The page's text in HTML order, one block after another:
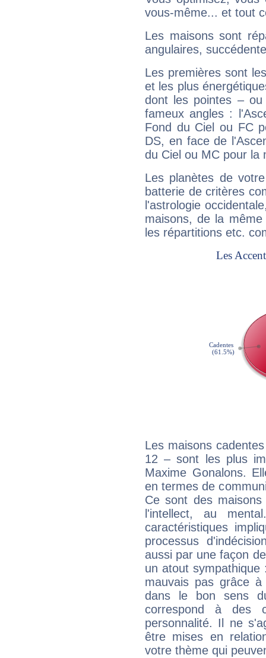
vous-même... et tout
Les maisons sont
angulaires,
Les premières sont
et les plus
dont les pointes –
fameux angles :
Fond du Ciel ou FC
DS, en face de
du Ciel ou MC pour la
Les planètes de
batterie de critères
l'astrologie
maisons, de la
les répartitions etc.
Les maisons
12 – sont les plus
Maxime Gonalons.
en termes de
Ce sont des
l'intellect, au
caractéristiques
processus
aussi par une façon
un atout
mauvais pas grâce
dans le bon sens
correspond à des
personnalité. Il ne
être mises en
votre thème qui